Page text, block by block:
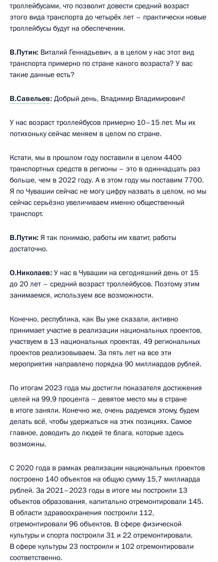
троллейбусами, что позволит довести средний возраст
этого вида транспорта до четырёх лет – практически новые
троллейбусы будут на обеспечении.
В.Путин: Виталий Геннадьевич, а в целом у нас этот вид
транспорта примерно по стране какого возраста? У вас
такие данные есть?
В.Савельев: Добрый день, Владимир Владимирович!
У нас возраст троллейбусов примерно 10–15 лет. Мы их
потихоньку сейчас меняем в целом по стране.
Кстати, мы в прошлом году поставили в целом 4400
транспортных средств в регионы – это в одиннадцать раз
больше, чем в 2022 году. А в этом году мы поставим 7700.
Я по Чувашии сейчас не могу цифру назвать в целом, но мы
сейчас серьёзно увеличиваем именно общественный
транспорт.
В.Путин: Я так понимаю, работы им хватит, работы
достаточно.
О.Николаев: У нас в Чувашии на сегодняшний день от 15
до 20 лет – средний возраст троллейбусов. Поэтому этим
занимаемся, используем все возможности.
Конечно, республика, как Вы уже сказали, активно
принимает участие в реализации национальных проектов,
участвуем в 13 национальных проектах, 49 региональных
проектов реализовываем. За пять лет на все эти
мероприятия направлено порядка 90 миллиардов рублей.
По итогам 2023 года мы достигли показателя достижения
целей на 99,9 процента – девятое место мы в стране
в итоге заняли. Конечно же, очень радуемся этому, будем
делать всё, чтобы удержаться на этих позициях. Самое
главное, доводить до людей те блага, которые здесь
возможны.
С 2020 года в рамках реализации национальных проектов
построено 140 объектов на общую сумму 15,7 миллиарда
рублей. За 2021–2023 годы в итоге мы построили 13
объектов образования, капитально отремонтировали 145.
В области здравоохранения построили 112,
отремонтировали 96 объектов. В сфере физической
культуры и спорта построили 31 и 22 отремонтировали.
В сфере культуры 23 построили и 102 отремонтировали
соответственно.